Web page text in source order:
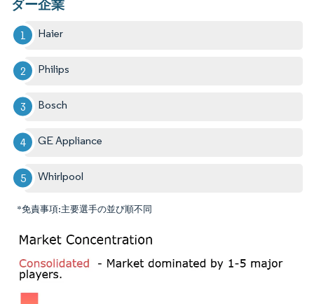
ダー企業
Haier
Philips
Bosch
GE Appliance
Whirlpool
*免責事項:主要選手の並び順不同